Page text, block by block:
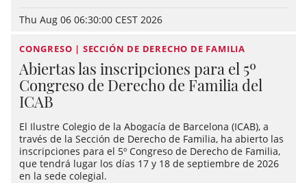
Thu Aug 06 06:30:00 CEST 2026
CONGRESO | SECCIÓN DE DERECHO DE FAMILIA
Abiertas las inscripciones para el 5º
Congreso de Derecho de Familia del
ICAB
El Ilustre Colegio de la Abogacía de Barcelona (ICAB), a
través de la Sección de Derecho de Familia, ha abierto las
inscripciones para el 5º Congreso de Derecho de Familia,
que tendrá lugar los días 17 y 18 de septiembre de 2026
en la sede colegial.